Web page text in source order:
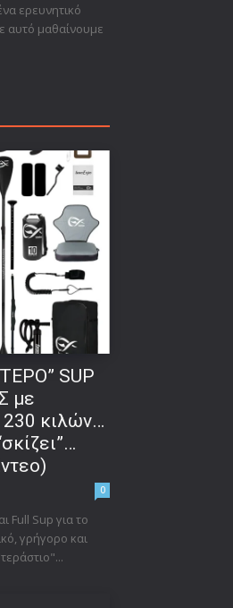
ερευνητικό
αυτό μαθαίνουμε
SUP
με
κιλών…
0
Full Sup για το
γρήγορο και